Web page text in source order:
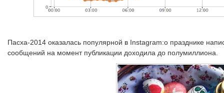
Пасха-2014 оказалась популярной в Instagram:о празднике
сообщений на момент публикации доходила до полумиллиона.